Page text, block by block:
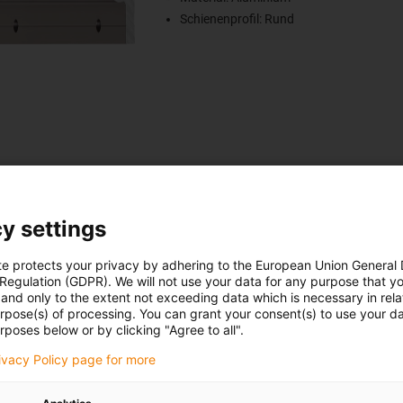
Schienenprofil: Rund
W Einzelschiene WS
Für einen schnellen und kostengünstigen
mit UPS:
Längen kürzer als 2.000 mm
Versandgewicht unter 31,5 kg
settings
protects your privacy by adhering to the European Union General
(GDPR). We will not use your data for any purpose that
only to the extent not exceeding data which is necessary in
of processing. You can grant your consent(s) to use your
below or by clicking "Agree to all".
Policy page for more